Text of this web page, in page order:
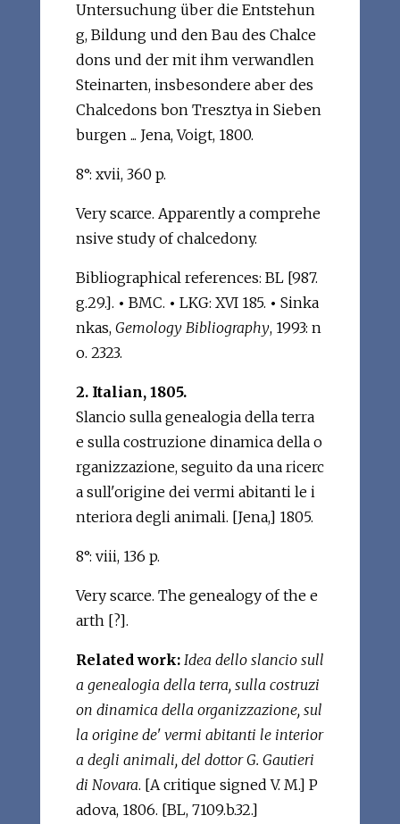
Untersuchung über die Entstehun
g, Bildung und den Bau des Chalce
dons und der mit ihm verwandlen
Steinarten, insbesondere aber des
Chalcedons bon Tresztya in Sieben
burgen ... Jena, Voigt, 1800.
8°: xvii, 360 p.
Very scarce. Apparently a comprehe
nsive study of chalcedony.
Bibliographical references: BL [987.
g.29.]. • BMC. • LKG: XVI 185. • Sinka
nkas, Gemology Bibliography, 1993: n
o. 2323.
2. Italian, 1805.
Slancio sulla genealogia della terra
e sulla costruzione dinamica della o
rganizzazione, seguito da una ricerc
a sull'origine dei vermi abitanti le i
nteriora degli animali. [Jena,] 1805.
8°: viii, 136 p.
Very scarce. The genealogy of the e
arth [?].
Related work: Idea dello slancio sull
a genealogia della terra, sulla costruzi
on dinamica della organizzazione, sul
la origine de' vermi abitanti le interior
a degli animali, del dottor G. Gautieri
di Novara. [A critique signed V. M.] P
adova, 1806. [BL, 7109.b.32.]